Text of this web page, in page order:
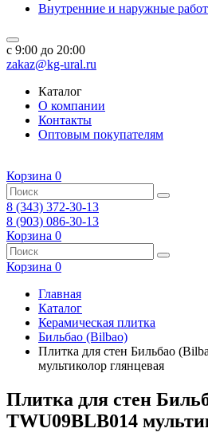
Внутренние и наружные
c 9:00 до 20:00
zakaz@kg-ural.ru
Каталог
О компании
Контакты
Оптовым покупателям
Корзина 0
8 (343) 372-30-13
8 (903) 086-30-13
Корзина 0
Корзина 0
Главная
Каталог
Керамическая плитка
Бильбао (Bilbao)
Плитка для стен Бильбао
мультиколор глянцевая
Плитка для стен
TWU09BLB014